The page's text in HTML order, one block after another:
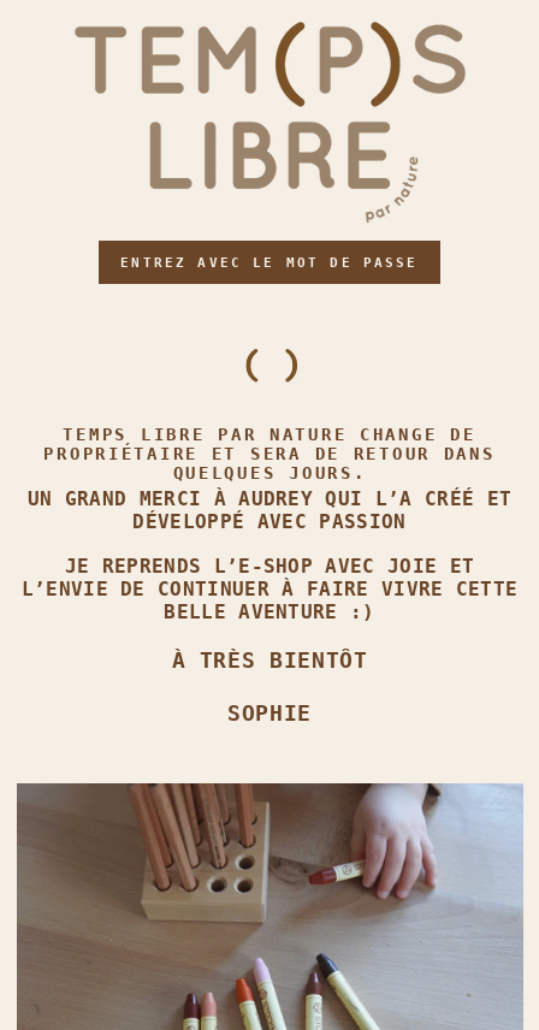
ENTREZ AVEC LE MOT DE PASSE
TEMPS LIBRE PAR NATURE CHANGE DE
PROPRIÉTAIRE ET SERA DE RETOUR DANS
QUELQUES JOURS.
UN GRAND MERCI À AUDREY QUI L’A CRÉÉ ET
DÉVELOPPÉ AVEC PASSION
JE REPRENDS L’E‑SHOP AVEC JOIE ET
L’ENVIE DE CONTINUER À FAIRE VIVRE CETTE
BELLE AVENTURE :)
À TRÈS BIENTÔT
SOPHIE